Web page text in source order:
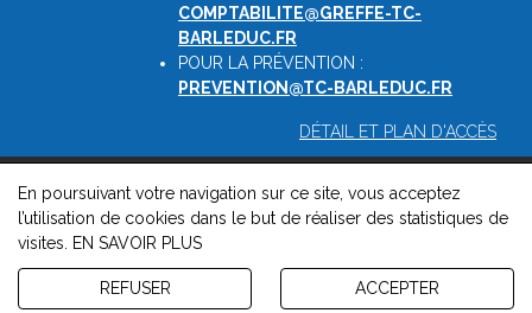
COMPTABILITE@GREFFE-TC-
BARLEDUC.FR
POUR LA PRÉVENTION :
PREVENTION@TC-BARLEDUC.FR
DÉTAIL ET PLAN D'ACCÈS
© 2026, Greffe du Tribunal de Commerce de Barleduc -
Mentions légales-Contact -Gestion des cookies-Politique de
confidentialité et de cookies
Version : 1.8.1
En poursuivant votre navigation sur ce site, vous acceptez
l’utilisation de cookies dans le but de réaliser des statistiques de
visites.
EN SAVOIR PLUS
REFUSER ACCEPTER